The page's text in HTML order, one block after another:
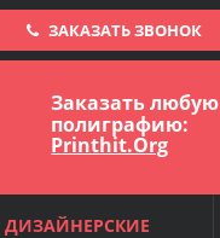
ЗАКАЗАТЬ ЗВОНОК
Заказать любую
полиграфию:
Printhit.Org
ДИЗАЙНЕРСКИЕ